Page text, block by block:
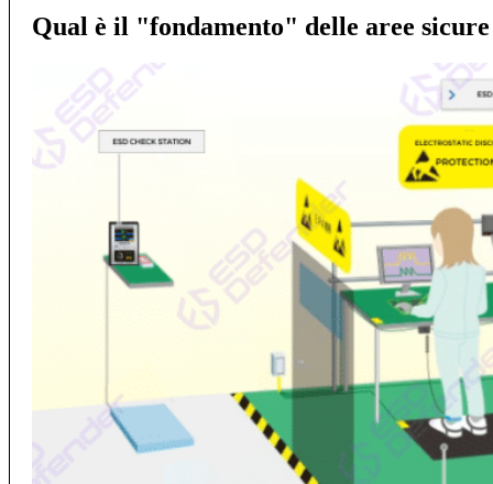
Qual è il "fondamento" delle aree sicure